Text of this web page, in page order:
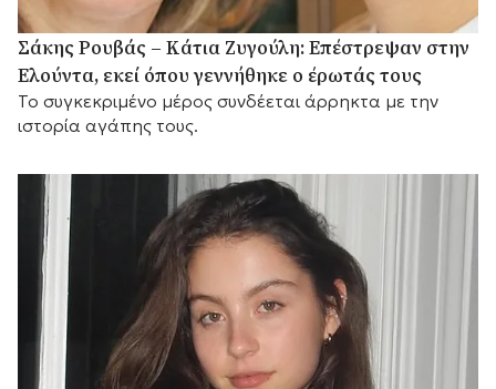
Σάκης Ρουβάς – Κάτια Ζυγούλη: Επέστρεψαν στην
Ελούντα, εκεί όπου γεννήθηκε ο έρωτάς τους
Το συγκεκριμένο μέρος συνδέεται άρρηκτα με την
ιστορία αγάπης τους.